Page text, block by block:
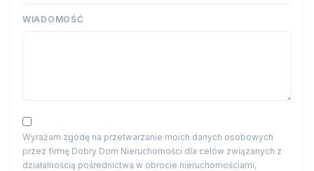
WIADOMOŚĆ
Wyrażam zgodę na przetwarzanie moich danych osobowych
przez firmę Dobry Dom Nieruchomości dla celów związanych z
działalnością pośrednictwa w obrocie nieruchomościami,